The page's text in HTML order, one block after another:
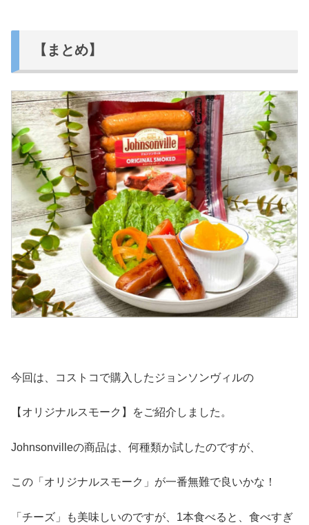
【まとめ】
今回は、コストコで購入したジョンソンヴィルの
【オリジナルスモーク】をご紹介しました。
Johnsonvilleの商品は、何種類か試したのですが、
この「オリジナルスモーク」が一番無難で良いかな！
「チーズ」も美味しいのですが、1本食べると、食べすぎ